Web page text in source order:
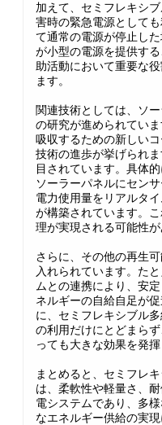
加えて、セミフレキシ
害時の緊急電源として
て通常の電源が停止し
が小型の電源を提供す
助活動において重要な
ます。
関連技術としては、ソ
の研究が進められてい
吸収するための新しい
技術の進歩が挙げられ
目されています。具体
ソーラーパネルにセン
電力使用量をリアルタ
が構築されています。
理が実現される可能性が
さらに、その他の再生
入れられています。た
ムとの連携により、安
ネルギーの自給自足が
に、セミフレキシブル
の利用だけにとどまら
っても大きな効果を発揮
まとめると、セミフレ
は、柔軟性や軽量さ、
電システムであり、多
なエネルギー供給の実